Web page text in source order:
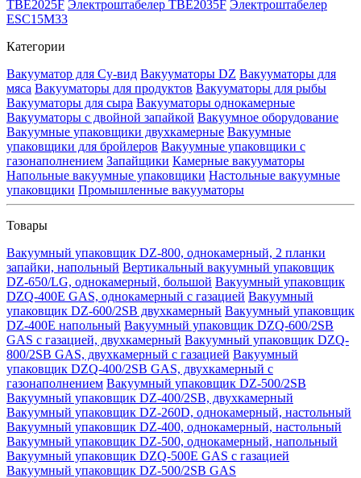
TBE2025F Электроштабелер TBE2035F Электроштабелер
ESC15M33
Категории
Вакууматор для Су-вид Вакууматоры DZ Вакууматоры для
мяса Вакууматоры для продуктов Вакууматоры для рыбы
Вакууматоры для сыра Вакууматоры однокамерные
Вакууматоры с двойной запайкой Вакуумное оборудование
Вакуумные упаковщики двухкамерные Вакуумные
упаковщики для бройлеров Вакуумные упаковщики с
газонаполнением Запайщики Камерные вакууматоры
Напольные вакуумные упаковщики Настольные вакуумные
упаковщики Промышленные вакууматоры
Товары
Вакуумный упаковщик DZ-800, однокамерный, 2 планки
запайки, напольный Вертикальный вакуумный упаковщик
DZ-650/LG, однокамерный, большой Вакуумный упаковщик
DZQ-400E GAS, однокамерный с газацией Вакуумный
упаковщик DZ-600/2SB двухкамерный Вакуумный упаковщик
DZ-400E напольный Вакуумный упаковщик DZQ-600/2SB
GAS с газацией, двухкамерный Вакуумный упаковщик DZQ-
800/2SB GAS, двухкамерный с газацией Вакуумный
упаковщик DZQ-400/2SB GAS, двухкамерный с
газонаполнением Вакуумный упаковщик DZ-500/2SB
Вакуумный упаковщик DZ-400/2SB, двухкамерный
Вакуумный упаковщик DZ-260D, однокамерный, настольный
Вакуумный упаковщик DZ-400, однокамерный, настольный
Вакуумный упаковщик DZ-500, однокамерный, напольный
Вакуумный упаковщик DZQ-500E GAS с газацией
Вакуумный упаковщик DZ-500/2SB GAS